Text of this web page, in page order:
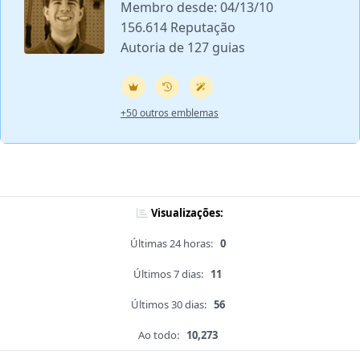
Membro desde: 04/13/10
156.614 Reputação
Autoria de 127 guias
+50 outros emblemas
Visualizações:
Últimas 24 horas: 0
Últimos 7 dias: 11
Últimos 30 dias: 56
Ao todo: 10,273